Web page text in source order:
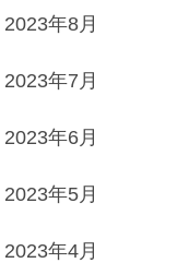
2023年8月
2023年7月
2023年6月
2023年5月
2023年4月